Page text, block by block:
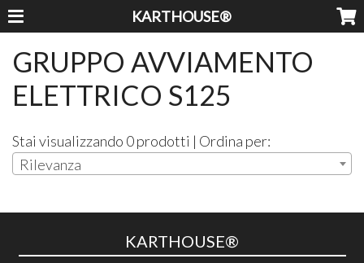
KARTHOUSE®
GRUPPO AVVIAMENTO
ELETTRICO S125
Stai visualizzando 0 prodotti | Ordina per:
Rilevanza
KARTHOUSE®